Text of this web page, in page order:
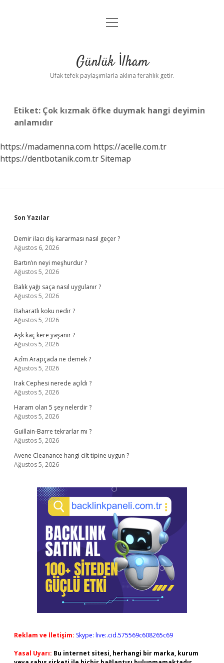
Anasayfa
Yasal Uyarı
menüyü
Günlük İlham
Ufak tefek paylaşımlarla aklına ferahlık getir.
Etiket: Çok kızmak öfke duymak hangi deyimin
anlamıdır
https://madamenna.com https://acelle.com.tr
https://dentbotanik.com.trSitemap
Sidebar
Son Yazılar
Demir ilacı diş kararması nasıl geçer ?
Ağustos 6, 2026
Bartın’ın neyi meşhurdur ?
Ağustos 5, 2026
Balık yağı saça nasıl uygulanır ?
Ağustos 5, 2026
Baharatlı koku nedir ?
Ağustos 5, 2026
Aşk kaç kere yaşanır ?
Ağustos 5, 2026
Azîm Arapçada ne demek ?
Ağustos 5, 2026
Irak Cephesi nerede açıldı ?
Ağustos 5, 2026
Haram olan 5 şey nelerdir ?
Ağustos 5, 2026
Guillain-Barre tekrarlar mı ?
Ağustos 5, 2026
Avene Cleanance hangi cilt tipine uygun ?
Ağustos 5, 2026
Reklam ve İletişim: Skype: live:.cid.575569c608265c69
Yasal Uyarı: Bu internet sitesi, herhangi bir marka, kurum